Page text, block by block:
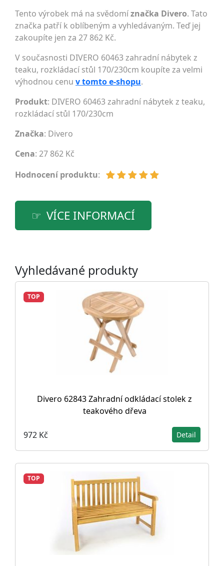
Tento výrobek má na svědomíznačka Divero. Tato
značka patří k oblíbeným a vyhledávaným. Teď jej
zakoupíte jen za 27 862 Kč.
V současnosti DIVERO 60463 zahradní nábytek z
teaku, rozkládací stůl 170/230cm koupíte za velmi
výhodnou cenu v tomto e-shopu.
Produkt: DIVERO 60463 zahradní nábytek z teaku,
rozkládací stůl 170/230cm
Značka: Divero
Cena: 27 862 Kč
Hodnocení produktu:
VÍCE INFORMACÍ
Vyhledávané produkty
TOP
Divero 62843 Zahradní odkládací stolek z
teakového dřeva
972 Kč Detail
TOP